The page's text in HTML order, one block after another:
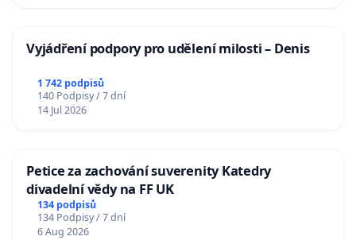
Vyjádření podpory pro udělení milosti – Denis
1 742 podpisů
140 Podpisy / 7 dní
14 Jul 2026
Petice za zachování suverenity Katedry
divadelní vědy na FF UK
134 podpisů
134 Podpisy / 7 dní
6 Aug 2026